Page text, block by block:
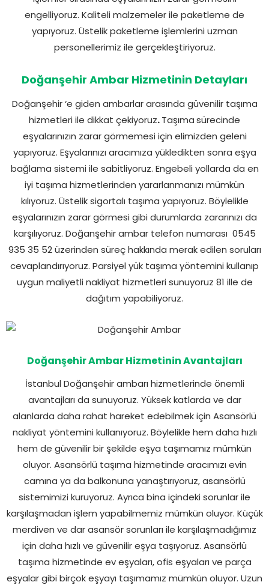
engelliyoruz. Kaliteli malzemeler ile paketleme de
yapıyoruz. Üstelik paketleme işlemlerini uzman
personellerimiz ile gerçekleştiriyoruz.
Doğanşehir Ambar Hizmetinin Detayları
Doğanşehir ‘e giden ambarlar arasında güvenilir taşıma
hizmetleri ile dikkat çekiyoruz.Taşımasürecinde
eşyalarınızın zarar görmemesi için elimizden geleni
yapıyoruz. Eşyalarınızı aracımıza yükledikten sonra eşya
bağlama sistemi ile sabitliyoruz. Engebeli yollarda da en
iyi taşıma hizmetlerinden yararlanmanızı mümkün
kılıyoruz. Üstelik sigortalı taşıma yapıyoruz. Böylelikle
eşyalarınızın zarar görmesi gibi durumlarda zararınızı da
karşılıyoruz. Doğanşehir ambar telefon numarası 0545
935 35 52 üzerinden süreç hakkında merak edilen soruları
cevaplandırıyoruz. Parsiyel yük taşıma yöntemini kullanıp
uygun maliyetli nakliyat hizmetleri sunuyoruz 81 ille de
dağıtım yapabiliyoruz.
Doğanşehir Ambar Hizmetinin Avantajları
İstanbul Doğanşehir ambarı hizmetlerinde önemli
avantajları da sunuyoruz. Yüksek katlarda ve dar
alanlarda daha rahat hareket edebilmek için Asansörlü
nakliyat yöntemini kullanıyoruz. Böylelikle hem daha hızlı
hem de güvenilir bir şekilde eşya taşımamız mümkün
oluyor. Asansörlü taşıma hizmetinde aracımızı evin
camına ya da balkonuna yanaştırıyoruz, asansörlü
sistemimizi kuruyoruz. Ayrıca bina içindeki sorunlar ile
karşılaşmadan işlem yapabilmemiz mümkün oluyor. Küçük
merdiven ve dar asansör sorunları ile karşılaşmadığımız
için daha hızlı ve güvenilir eşya taşıyoruz. Asansörlü
taşıma hizmetinde ev eşyaları, ofis eşyaları ve parça
eşyalar gibi birçok eşyayı taşımamız mümkün oluyor. Uzun